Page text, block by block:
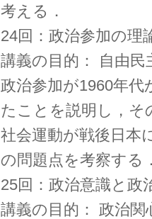
考える．
24回：政治参加の理
講義の目的： 自由
政治参加が1960年
たことを説明し，そ
社会運動が戦後日本
の問題点を考察する
25回：政治意識と政
講義の目的： 政治